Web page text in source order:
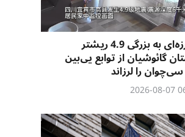
زمین‌لرزه‌ای به بزرگی 4.9 ریشتر
گائوشیان از توابع یی‌بین
را لرزاند